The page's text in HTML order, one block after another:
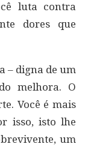
luta contra
dores que
– digna de um
melhora. O
Você é mais
isso, isto lhe
um